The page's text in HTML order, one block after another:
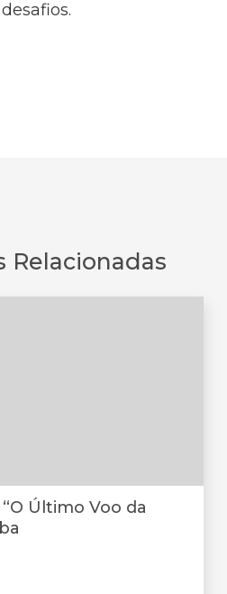
Relacionadas
Último Voo da